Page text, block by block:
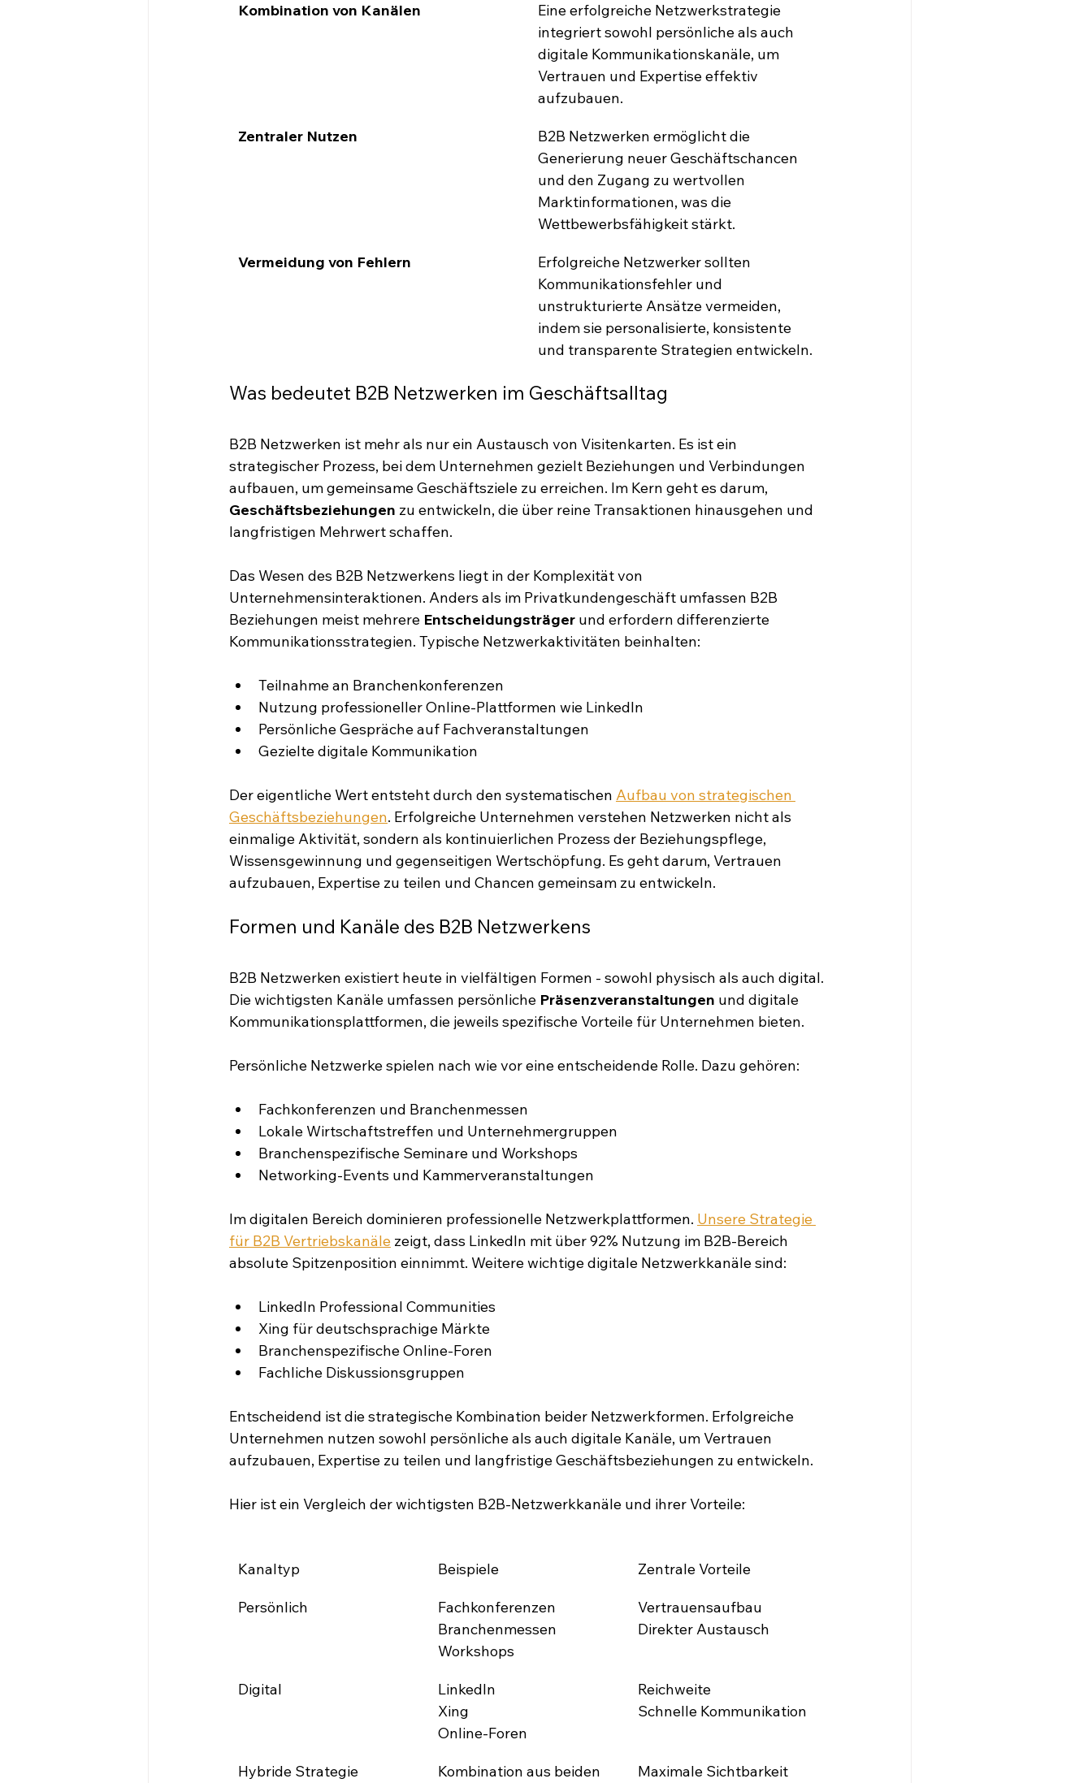
Kombination von Kanälen
Eine erfolgreiche Netzwerkstrategie
integriert sowohl persönliche als auch
digitale Kommunikationskanäle, um
Vertrauen und Expertise effektiv
aufzubauen.
Zentraler Nutzen
B2B Netzwerken ermöglicht die
Generierung neuer Geschäftschancen
und den Zugang zu wertvollen
Marktinformationen, was die
Wettbewerbsfähigkeit stärkt.
Vermeidung von Fehlern
Erfolgreiche Netzwerker sollten
Kommunikationsfehler und
unstrukturierte Ansätze vermeiden,
indem sie personalisierte, konsistente
und transparente Strategien entwickeln.
Was bedeutet B2B Netzwerken im Geschäftsalltag
B2B Netzwerken ist mehr als nur ein Austausch von Visitenkarten. Es ist ein
strategischer Prozess, bei dem Unternehmen gezielt Beziehungen und Verbindungen
aufbauen, um gemeinsame Geschäftsziele zu erreichen. Im Kern geht es darum,
Geschäftsbeziehungen zu entwickeln, die über reine Transaktionen hinausgehen und
langfristigen Mehrwert schaffen.
Das Wesen des B2B Netzwerkens liegt in der Komplexität von
Unternehmensinteraktionen. Anders als im Privatkundengeschäft umfassen B2B
Beziehungen meist mehrere Entscheidungsträger und erfordern differenzierte
Kommunikationsstrategien. Typische Netzwerkaktivitäten beinhalten:
Teilnahme an Branchenkonferenzen
Nutzung professioneller Online-Plattformen wie LinkedIn
Persönliche Gespräche auf Fachveranstaltungen
Gezielte digitale Kommunikation
Der eigentliche Wert entsteht durch den systematischen Aufbau von strategischen
Geschäftsbeziehungen. Erfolgreiche Unternehmen verstehen Netzwerken nicht als
einmalige Aktivität, sondern als kontinuierlichen Prozess der Beziehungspflege,
Wissensgewinnung und gegenseitigen Wertschöpfung. Es geht darum, Vertrauen
aufzubauen, Expertise zu teilen und Chancen gemeinsam zu entwickeln.
Formen und Kanäle des B2B Netzwerkens
B2B Netzwerken existiert heute in vielfältigen Formen - sowohl physisch als auch digital.
Die wichtigsten Kanäle umfassen persönliche Präsenzveranstaltungen und digitale
Kommunikationsplattformen, die jeweils spezifische Vorteile für Unternehmen bieten.
Persönliche Netzwerke spielen nach wie vor eine entscheidende Rolle. Dazu gehören:
Fachkonferenzen und Branchenmessen
Lokale Wirtschaftstreffen und Unternehmergruppen
Branchenspezifische Seminare und Workshops
Networking-Events und Kammerveranstaltungen
Im digitalen Bereich dominieren professionelle Netzwerkplattformen. Unsere Strategie
für B2B Vertriebskanäle zeigt, dass LinkedIn mit über 92% Nutzung im B2B-Bereich
absolute Spitzenposition einnimmt. Weitere wichtige digitale Netzwerkkanäle sind:
LinkedIn Professional Communities
Xing für deutschsprachige Märkte
Branchenspezifische Online-Foren
Fachliche Diskussionsgruppen
Entscheidend ist die strategische Kombination beider Netzwerkformen. Erfolgreiche
Unternehmen nutzen sowohl persönliche als auch digitale Kanäle, um Vertrauen
aufzubauen, Expertise zu teilen und langfristige Geschäftsbeziehungen zu entwickeln.
Hier ist ein Vergleich der wichtigsten B2B-Netzwerkkanäle und ihrer Vorteile:
Kanaltyp Beispiele Zentrale Vorteile
Persönlich
Fachkonferenzen
Branchenmessen
Workshops
Vertrauensaufbau
Direkter Austausch
Digital
LinkedIn
Xing
Online-Foren
Reichweite
Schnelle Kommunikation
Hybride Strategie Kombination aus beiden Maximale Sichtbarkeit